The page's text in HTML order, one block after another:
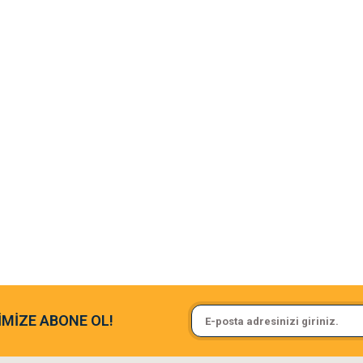
ve paketlemesine bayıldım
Sa**** On******
Pamuk için aradığım tüm
ABONE OL!